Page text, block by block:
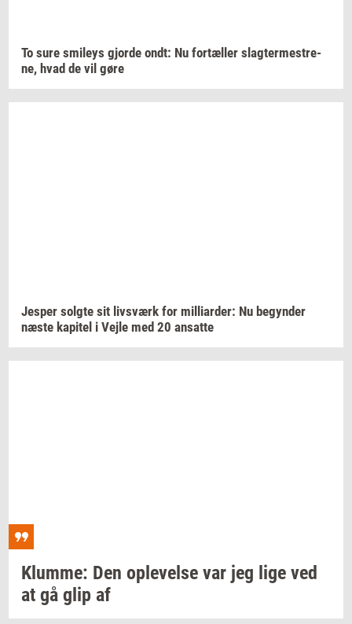
To sure smileys gjor­de ondt: Nu for­tæl­ler slag­ter­me­stre­
ne, hvad de vil gøre
Jes­per solg­te sit livs­værk for mil­li­ar­der: Nu be­gyn­der
næste ka­pi­tel i Vejle med 20 an­sat­te
Klum­me: Den op­le­vel­se var jeg lige ved
at gå glip af